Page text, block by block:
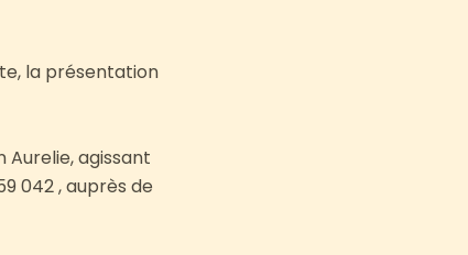
la présentation
agissant
042 , auprès de